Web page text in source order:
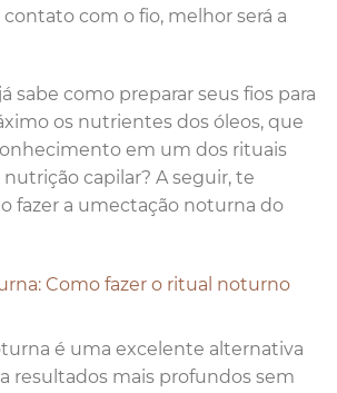
com o fio, melhor será a
sabe como preparar seus fios para
os nutrientes dos óleos, que
em um dos rituais
capilar? A seguir, te
fazer a umectação noturna do
Como fazer o ritual noturno
é uma excelente alternativa
resultados mais profundos sem